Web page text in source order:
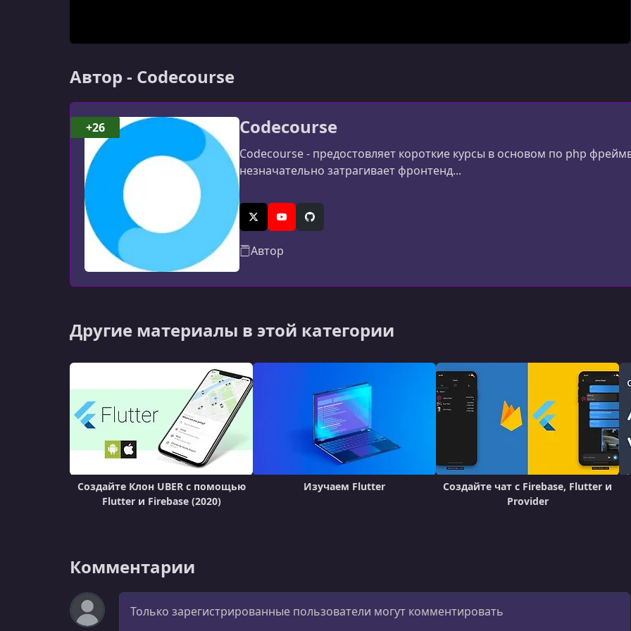
Автор - Codecourse
Codecourse
Codecourse - предостовляет короткие курсы в основом по php
незначательно затрагивает фронтенд...
X (Twitter)YouTubeGitHub
Автор
+26
Другие материалы в этой категории
Создайте Клон UBER с помощью
Flutter и Firebase (2020)
Изучаем Flutter
Создайте чат с Firebase, Flutter и
Provider
Комментарии
Комментарий